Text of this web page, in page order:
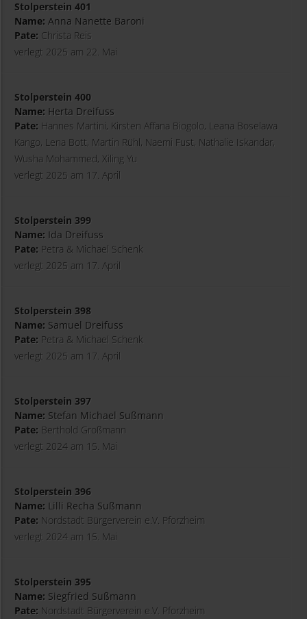
Stolperstein 401
Name: Anna Nanette Baroni
Pate: Christa Reis
verlegt 2025 am 22. Mai
Stolperstein 400
Name: Herta Dreifuss
Pate: Hannes Martini, Kirsten Affana Biogolo, Leana Boselawa
Kango, Lena Bott, Martin Rühl, Naemi Fust, Nathalie Iskandar,
Wusha Mohammed, Xiling Yu
verlegt 2025 am 17. April
Stolperstein 399
Name: Ida Dreifuss
Pate: Petra & Michael Schenk
verlegt 2025 am 17. April
Stolperstein 398
Name: Samuel Dreifuss
Pate: Petra & Michael Schenk
verlegt 2025 am 17. April
Stolperstein 397
Name: Stefan Michael Sußmann
Pate: Berthold Großmann
verlegt 2024 am 15. Mai
Stolperstein 396
Name: Lilli Recha Sußmann
Pate: Nordstadt Bürgerverein e.V. Pforzheim
verlegt 2024 am 15. Mai
Stolperstein 395
Name: Siegfried Sußmann
Pate: Nordstadt Bürgerverein e.V. Pforzheim